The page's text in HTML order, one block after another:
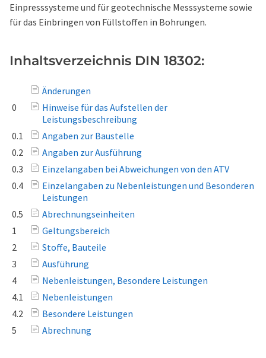
Einpresssysteme und für geotechnische Messsysteme sowie
für das Einbringen von Füllstoffen in Bohrungen.
Inhaltsverzeichnis DIN 18302:
Änderungen
0
Hinweise für das Aufstellen der
Leistungsbeschreibung
0.1
Angaben zur Baustelle
0.2
Angaben zur Ausführung
0.3
Einzelangaben bei Abweichungen von den ATV
0.4
Einzelangaben zu Nebenleistungen und Besonderen
Leistungen
0.5
Abrechnungseinheiten
1
Geltungsbereich
2
Stoffe, Bauteile
3
Ausführung
4
Nebenleistungen, Besondere Leistungen
4.1
Nebenleistungen
4.2
Besondere Leistungen
5
Abrechnung